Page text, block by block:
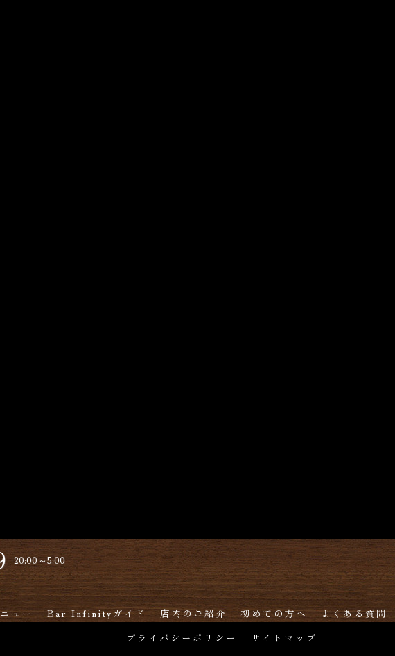
20:00～5:00
ュー Bar Infinityガイド 店内のご紹介 初めての方へ よくある質問
プライバシーポリシー
サイトマップ